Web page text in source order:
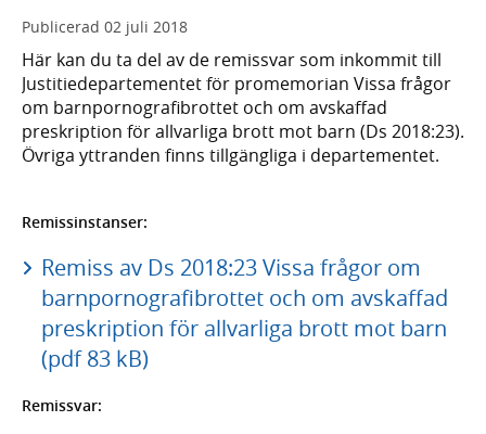
Publicerad 02 juli 2018
Här kan du ta del av de remissvar som inkommit till
Justitiedepartementet för promemorian Vissa frågor
om barnpornografibrottet och om avskaffad
preskription för allvarliga brott mot barn (Ds 2018:23).
Övriga yttranden finns tillgängliga i departementet.
Remissinstanser:
Remiss av Ds 2018:23 Vissa frågor om
barnpornografibrottet och om avskaffad
preskription för allvarliga brott mot barn
(pdf 83 kB)
Remissvar: